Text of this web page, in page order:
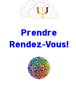
Prendre
Rendez-Vous!